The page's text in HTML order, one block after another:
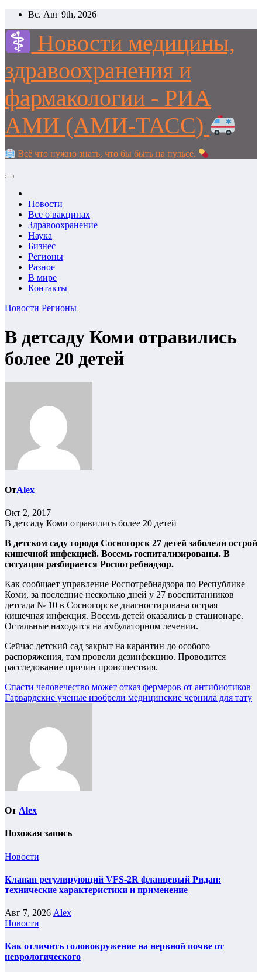
Перейти
содержимому
Вс. Авг 9th, 2026
Новости медицины,
здравоохранения и
фармакологии - РИА
АМИ (АМИ-ТАСС)
Всё что нужно знать, что бы быть на пульсе.
Новости
Все о вакцинах
Здравоохранение
Наука
Бизнес
Регионы
Разное
В мире
Контакты
Новости Регионы
В детсаду Коми отравились
более 20 детей
ОтAlex
Окт 2, 2017
В детсаду Коми отравились более 20 детей
В детском саду города Сосногорск 27 детей заболели острой
кишечной инфекцией. Восемь госпитализированы. В
ситуации разбирается Роспотребнадзор.
Как сообщает управление Роспотребнадзора по Республике
Коми, за последние несколько дней у 27 вооспитанников
детсада № 10 в Сосногорске диагностирована острая
кишечная инфекция. Восемь детей оказались в стационаре.
Остальные находятся на амбулаторном лечении.
Сейчас детский сад закрыт на карантин до особого
распоряжения, там провели дезинфекцию. Проводится
расследование причин происшествия.
Навигация
по
Спасти человечество может отказ фермеров от антибиотиков
Гарвардские ученые изобрели медицинские чернила для тату
От Alex
Похожая запись
Новости
Клапан регулирующий VFS-2R фланцевый Ридан:
технические характеристики и применение
Авг 7, 2026 Alex
Новости
Как отличить головокружение на нервной почве от
неврологического